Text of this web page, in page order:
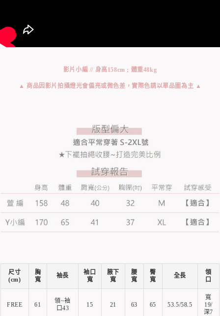
影片小編 // 身高158cm ; 體重48kg
▲ 商品因影片拍攝燈光會偏亮或微色差，實際色請以單品圖為主 ▲
尺寸
(cm)
胸
寬
袖長
袖口
寬
腋下
寬
腰
寬
臀
寬
全長
領
口
FREE 61
領~袖
口43
15 21 63 65 53.5/58.5
寬
19/
深7